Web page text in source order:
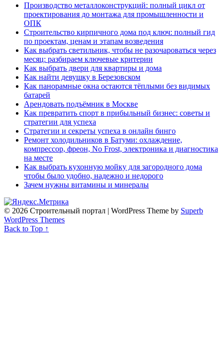
Производство металлоконструкций: полный цикл от
проектирования до монтажа для промышленности и
ОПК
Строительство кирпичного дома под ключ: полный гид
по проектам, ценам и этапам возведения
Как выбрать светильник, чтобы не разочароваться через
месяц: разбираем ключевые критерии
Как выбрать двери для квартиры и дома
Как найти девушку в Березовском
Как панорамные окна остаются тёплыми без видимых
батарей
Арендовать подъёмник в Москве
Как превратить спорт в прибыльный бизнес: советы и
стратегии для успеха
Стратегии и секреты успеха в онлайн бинго
Ремонт холодильников в Батуми: охлаждение,
компрессор, фреон, No Frost, электроника и диагностика
на месте
Как выбрать кухонную мойку для загородного дома
чтобы было удобно, надежно и недорого
Зачем нужны витамины и минералы
© 2026 Строительный портал | WordPress Theme by Superb
WordPress Themes
Back to Top ↑